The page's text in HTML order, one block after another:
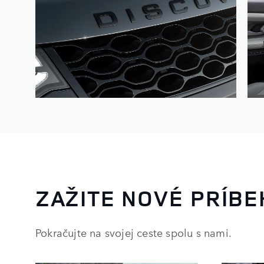
ZAŽITE NOVÉ
Pokračujte na svojej ceste spolu s nami.